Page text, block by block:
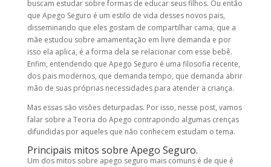
buscam estudar sobre formas de educar seus filhos. Ou então
que Apego Seguro é um estilo de vida desses novos pais,
disseminando que eles gostam de compartilhar cama, que a
mãe estudou sobre amamentação em livre demanda e por
isso ela aplica, é a forma dela se relacionar com esse bebê.
Enfim, entendendo que Apego Seguro é uma filosofia recente,
dos pais modernos, que demanda tempo, que demanda abrir
mão de suas próprias necessidades para atender a criança.
Mas essas são visões deturpadas. Por isso, nesse post, vamos
falar sobre a Teoria do Apego contrapondo algumas crenças
difundidas por aqueles que não conhecem estudam o tema.
Principais mitos sobre Apego Seguro.
Um dos mitos sobre apego seguro mais comuns é de que é